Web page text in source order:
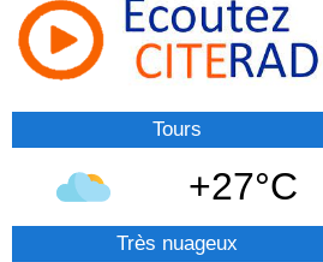
Tours
+27°C
Très nuageux